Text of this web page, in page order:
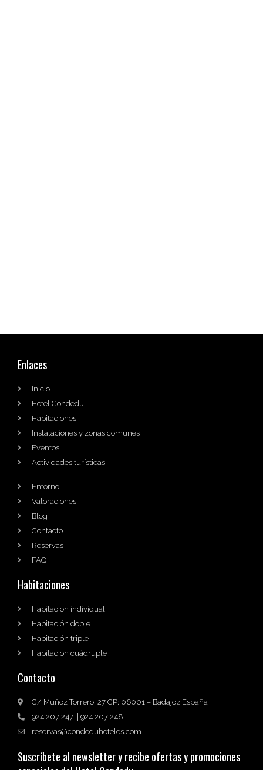
Enlaces
Inicio
Hotel Condedu
Habitaciones
Instalaciones y zonas comunes
Eventos
Actividades turísticas
Entorno
Valoraciones
Blog
Contacto
Reservas
FAQ
Habitaciones
Habitación individual
Habitación doble
Habitación triple
Habitación cuádruple
Contacto
C/ Muñoz Torrero, 27 CP: 06001 – Badajoz España
924 207 247 || 924 207 248
reservas@condeduhoteles.com
Suscríbete al newsletter y recibe ofertas y promociones